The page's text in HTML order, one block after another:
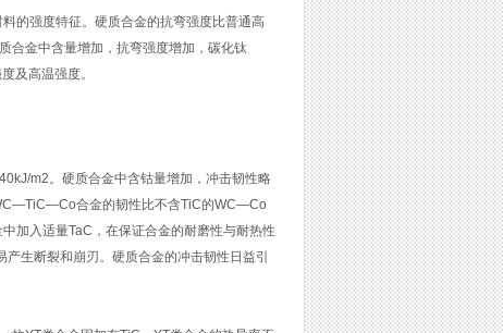
的强度特征。硬质合金的抗弯强度比普通高
合金中含量增加，抗弯强度增加，碳化钛
及高温强度。
m2。硬质合金中含钴量增加，冲击韧性略
合金的韧性比不含TiC的WC—Co
加入适量TaC，在保证合金的耐磨性与耐热性
生断裂和崩刃。硬质合金的冲击韧性日益引